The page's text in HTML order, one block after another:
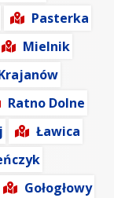
Pasterka
Mielnik
Ratno Dolne
Ławica
Gołogłowy